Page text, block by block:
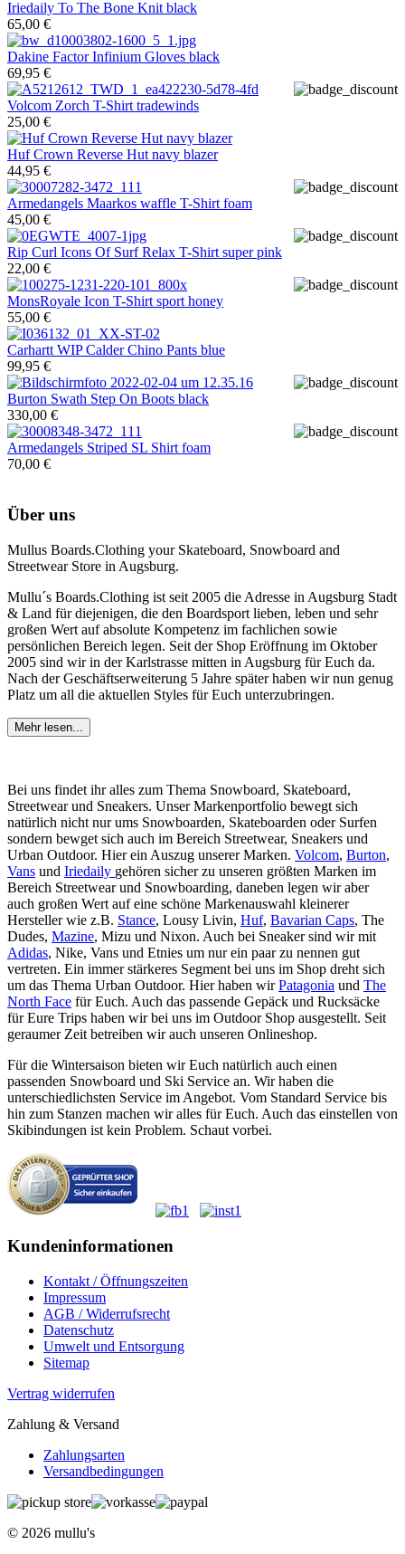
Iriedaily To The Bone Knit black
65,00 €
Dakine Factor Infinium Gloves black
69,95 €
Volcom Zorch T-Shirt tradewinds
25,00 €
HufCrown Reverse Hut navy blazer
44,95 €
Armedangels Maarkos waffle T-Shirt foam
45,00 €
Rip Curl Icons Of Surf Relax T-Shirt super pink
22,00 €
MonsRoyale Icon T-Shirt sport honey
55,00 €
Carhartt WIPCalder Chino Pants blue
99,95 €
Burton Swath Step On Boots black
330,00 €
Armedangels Striped SL Shirt foam
70,00 €
Über uns
Mullus Boards.Clothing your Skateboard, Snowboard and
Streetwear Store in Augsburg.
Mullu´s Boards.Clothing ist seit 2005 die Adresse in Augsburg Stadt
& Land für diejenigen, die den Boardsport lieben, leben und sehr
großen Wert auf absolute Kompetenz im fachlichen sowie
persönlichen Bereich legen. Seit der Shop Eröffnung im Oktober
2005 sind wir in der Karlstrasse mitten in Augsburg für Euch da.
Nach der Geschäftserweiterung 5 Jahre später haben wir nun genug
Platz um all die aktuellen Styles für Euch unterzubringen.
Mehr lesen...
Bei uns findet ihr alles zum Thema Snowboard, Skateboard,
Streetwear und Sneakers. Unser Markenportfolio bewegt sich
natürlich nicht nur ums Snowboarden, Skateboarden oder Surfen
sondern bewget sich auch im Bereich Streetwear, Sneakers und
Urban Outdoor. Hier ein Auszug unserer Marken. Volcom, Burton,
Vans und Iriedaily gehören sicher zu unseren größten Marken im
Bereich Streetwear und Snowboarding, daneben legen wir aber
auch großen Wert auf eine schöne Markenauswahl kleinerer
Hersteller wie z.B. Stance, Lousy Livin, Huf, Bavarian Caps, The
Dudes, Mazine, Mizu und Nixon. Auch bei Sneaker sind wir mit
Adidas, Nike, Vans und Etnies um nur ein paar zu nennen gut
vertreten. Ein immer stärkeres Segment bei uns im Shop dreht sich
um das Thema Urban Outdoor. Hier haben wirPatagonia und The
North Face für Euch. Auch das passende Gepäck und Rucksäcke
für Eure Trips haben wir bei uns im Outdoor Shop ausgestellt. Seit
geraumer Zeit betreiben wir auch unseren Onlineshop.
Für die Wintersaison bieten wir Euch natürlich auch einen
passenden Snowboard und Ski Service an. Wir haben die
unterschiedlichsten Service im Angebot. Vom Standard Service bis
hin zum Stanzen machen wir alles für Euch. Auch das einstellen von
Skibindungen ist kein Problem. Schaut vorbei.
Kundeninformationen
Kontakt / Öffnungszeiten
Impressum
AGB / Widerrufsrecht
Datenschutz
Umwelt und Entsorgung
Sitemap
Vertrag widerrufen
Zahlung & Versand
Zahlungsarten
Versandbedingungen
© 2026 mullu's